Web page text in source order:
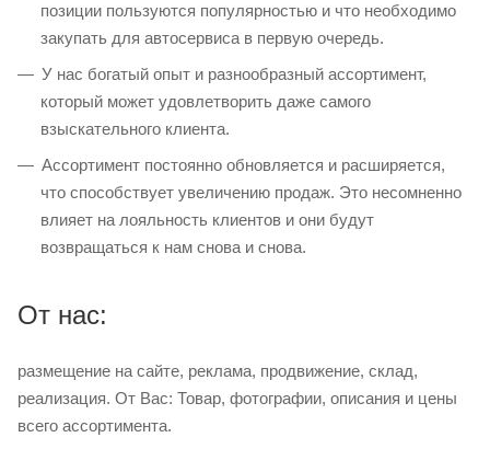
позиции пользуются популярностью и что необходимо
закупать для автосервиса в первую очередь.
У нас богатый опыт и разнообразный ассортимент,
который может удовлетворить даже самого
взыскательного клиента.
Ассортимент постоянно обновляется и расширяется,
что способствует увеличению продаж. Это несомненно
влияет на лояльность клиентов и они будут
возвращаться к нам снова и снова.
От нас:
размещение на сайте, реклама, продвижение, склад,
реализация. От Вас: Товар, фотографии, описания и цены
всего ассортимента.